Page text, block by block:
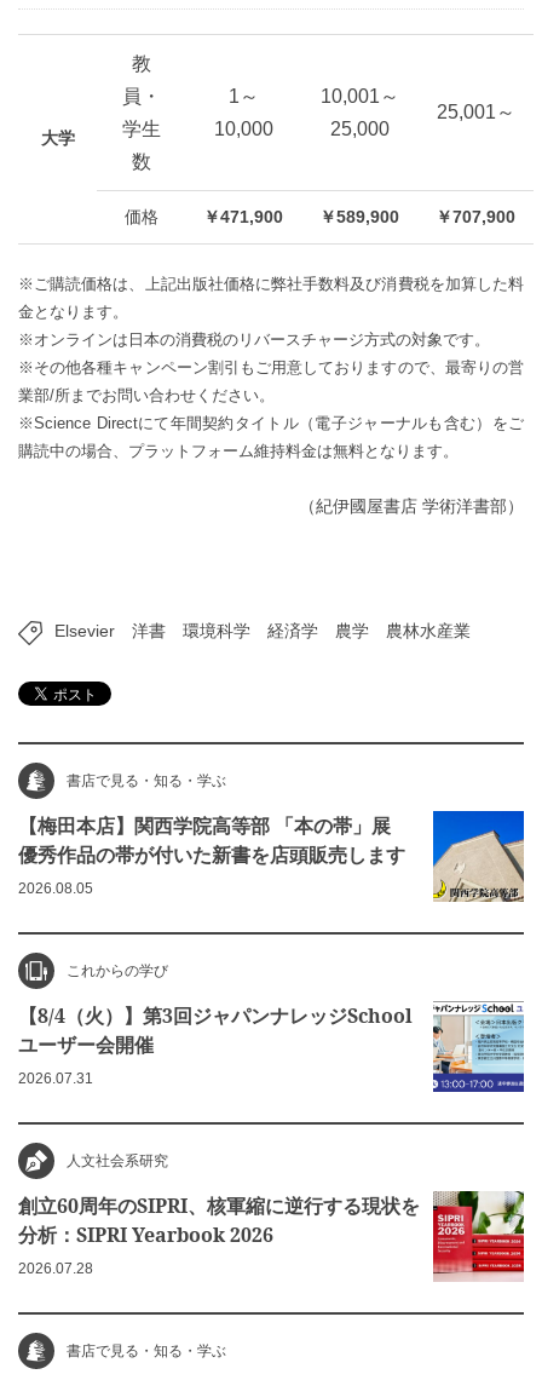
大学
教
員・
学生
数
1～
10,000
10,001～
25,000
25,001～
価格 ￥471,900 ￥589,900 ￥707,900
※ご購読価格は、上記出版社価格に弊社手数料及び消費税を加算した料
金となります。
※オンラインは日本の消費税のリバースチャージ方式の対象です。
※その他各種キャンペーン割引もご用意しておりますので、最寄りの営
業部/所までお問い合わせください。
※Science Directにて年間契約タイトル（電子ジャーナルも含む）をご
購読中の場合、プラットフォーム維持料金は無料となります。
（紀伊國屋書店 学術洋書部）
Elsevier 洋書 環境科学 経済学 農学 農林水産業
書店で見る・知る・学ぶ
【梅田本店】関西学院高等部 「本の帯」展
優秀作品の帯が付いた新書を店頭販売します
2026.08.05
これからの学び
【8/4（火）】第3回ジャパンナレッジSchool
ユーザー会開催
2026.07.31
人文社会系研究
創立60周年のSIPRI、核軍縮に逆行する現状を
分析：SIPRI Yearbook 2026
2026.07.28
書店で見る・知る・学ぶ